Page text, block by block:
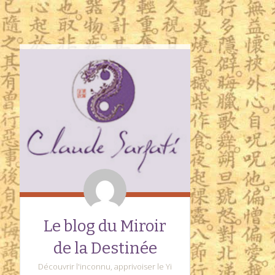
Le blog du Miroir
de la Destinée
Découvrir l'inconnu, apprivoiser le Yi